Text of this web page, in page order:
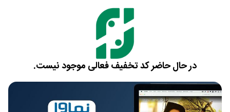
در حال حاضر کد تخفیف فعالی موجود نیست.